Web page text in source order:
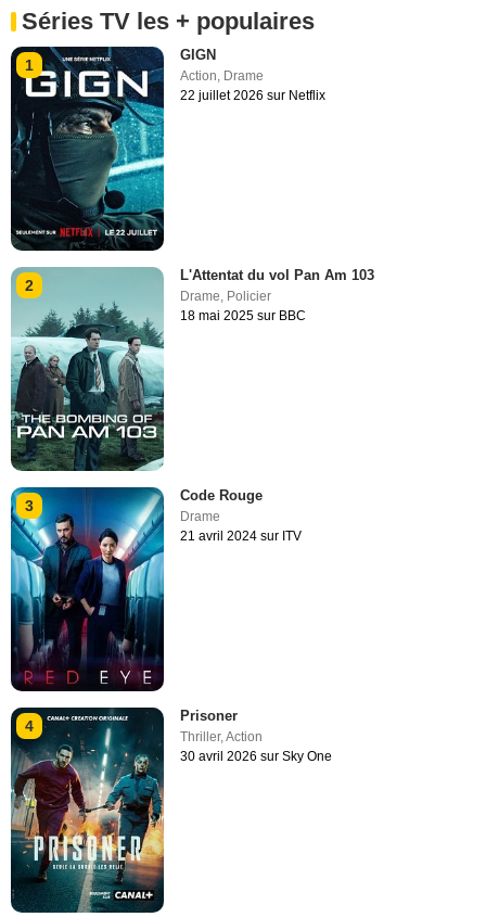
Séries TV les + populaires
1
GIGN
Action Drame
22 juillet 2026 sur Netflix
2
L'Attentat du vol Pan Am 103
Drame, Policier
18 mai 2025 sur BBC
3
Code Rouge
Drame
21 avril 2024 sur ITV
4
Prisoner
Thriller,Action
30 avril 2026 sur Sky One